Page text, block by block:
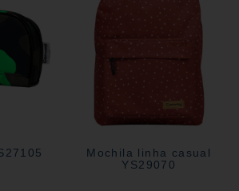
Mochila linha casual
YS29070